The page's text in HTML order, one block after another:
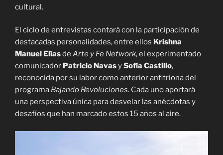
cultural.
El ciclo de entrevistas contará con la participación de
destacadas personalidades, entre ellos Krishna
Manuel Elíasde Arte y Fe Network, el experimentado
comunicador Patricio NavasySofía Castillo,
reconocida por su labor como anterior anfitriona del
programa Bajando Revoluciones. Cada uno aportará
una perspectiva única para desvelar las anécdotas y
desafíos que han marcado estos 15 años al aire.